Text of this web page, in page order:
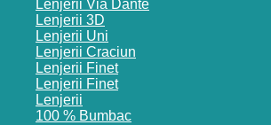
Lenjerii Via Dante
Lenjerii 3D
Lenjerii Uni
Lenjerii Craciun
Lenjerii Finet
Lenjerii Finet
Lenjerii
100 % Bumbac